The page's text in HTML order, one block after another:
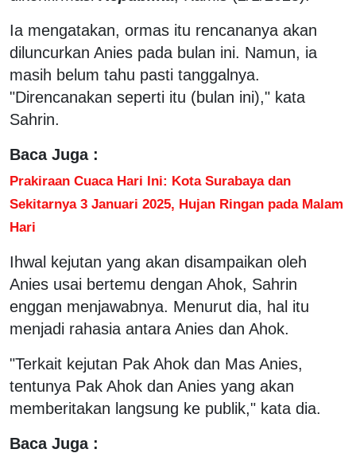
Ia mengatakan, ormas itu rencananya akan
diluncurkan Anies pada bulan ini. Namun, ia
masih belum tahu pasti tanggalnya.
"Direncanakan seperti itu (bulan ini)," kata
Sahrin.
Baca Juga :
Prakiraan Cuaca Hari Ini: Kota Surabaya dan
Sekitarnya 3 Januari 2025, Hujan Ringan pada Malam
Hari
Ihwal kejutan yang akan disampaikan oleh
Anies usai bertemu dengan Ahok, Sahrin
enggan menjawabnya. Menurut dia, hal itu
menjadi rahasia antara Anies dan Ahok.
"Terkait kejutan Pak Ahok dan Mas Anies,
tentunya Pak Ahok dan Anies yang akan
memberitakan langsung ke publik," kata dia.
Baca Juga :